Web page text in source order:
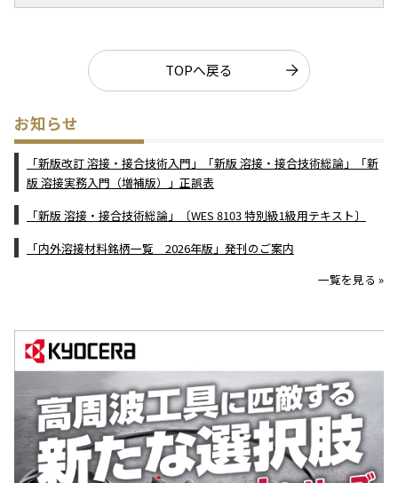
TOPへ戻る
お知らせ
「新版改訂 溶接・接合技術入門」「新版 溶接・接合技術総論」「新
版 溶接実務入門（増補版）」正誤表
「新版 溶接・接合技術総論」〔WES 8103 特別級1級用テキスト〕
「内外溶接材料銘柄一覧 2026年版」発刊のご案内
一覧を見る »